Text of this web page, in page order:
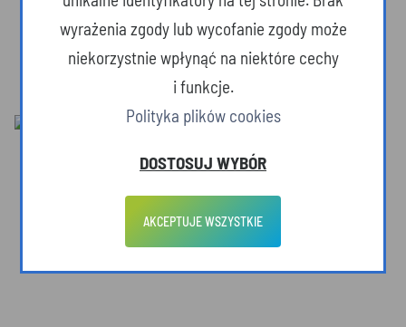
Dzika przyroda
wyrażenia zgody lub wycofanie zgody może
niekorzystnie wpłynąć na niektóre cechy
i funkcje.
Polityka plików cookies
DOSTOSUJ WYBÓR
AKCEPTUJE WSZYSTKIE